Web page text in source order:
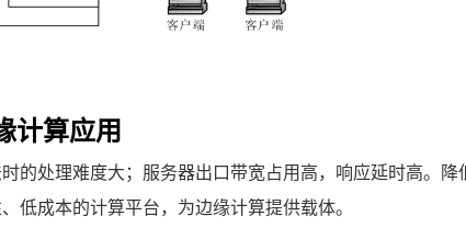
计算应用
的处理难度大；服务器出口带宽占用高，响应延时高。
低成本的计算平台，为边缘计算提供载体。